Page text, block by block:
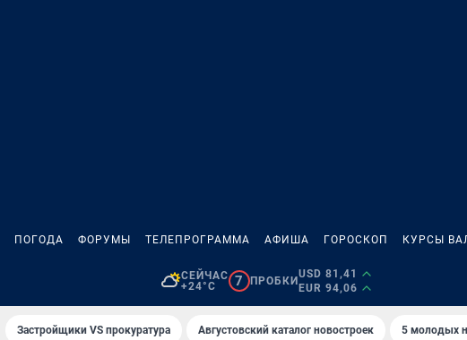
ПОГОДА ФОРУМЫ ТЕЛЕПРОГРАММА АФИША ГОРОСКОП КУРСЫ
СЕЙЧАС
+24°C
7 ПРОБКИ
USD 81,41
EUR 94,06
Застройщики VS прокуратура Августовский каталог новостроек 5 молодых